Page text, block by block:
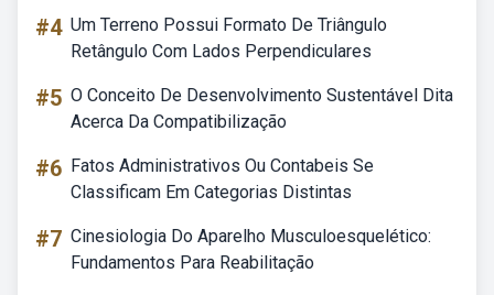
#4 Um Terreno Possui Formato De Triângulo
Retângulo Com Lados Perpendiculares
#5 O Conceito De Desenvolvimento Sustentável Dita
Acerca Da Compatibilização
#6 Fatos Administrativos Ou Contabeis Se
Classificam Em Categorias Distintas
#7 Cinesiologia Do Aparelho Musculoesquelético:
Fundamentos Para Reabilitação